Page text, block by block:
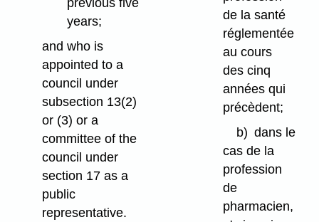
years;
and who is
appointed to a
council under
subsection 13(2)
or (3) or a
committee of the
council under
section 17 as a
public
representative.
de la santé
réglementée
au cours
des cinq
années qui
précèdent;
b) dans le
cas de la
profession
de
pharmacien,